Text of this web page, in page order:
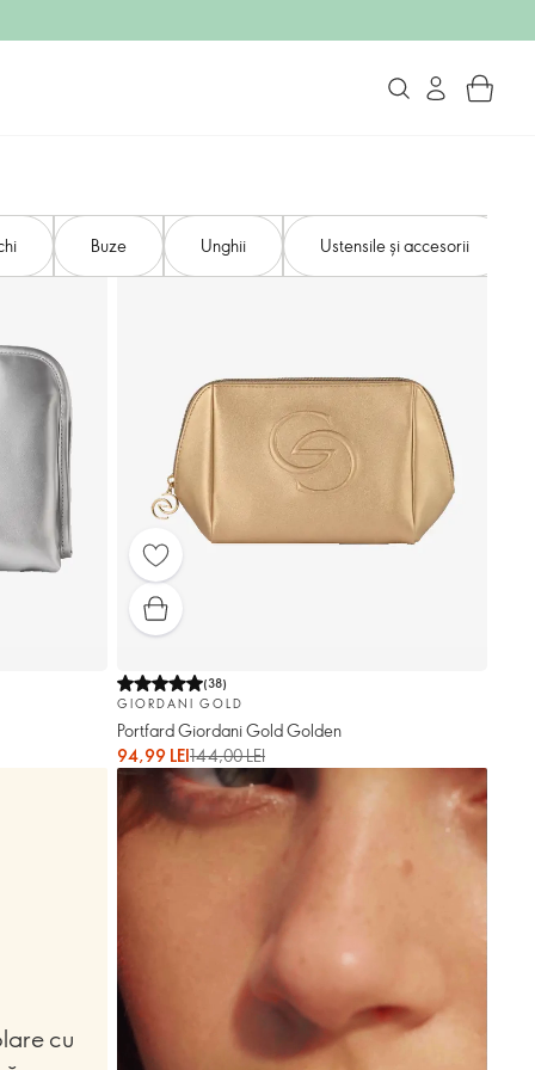
Buze Unghii Ustensile și accesorii
(38)
GIORDANI GOLD
Portfard Giordani Gold Golden
94,99 LEI144,00 LEI
cu